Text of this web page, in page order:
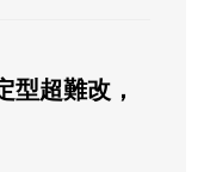
型超難改，